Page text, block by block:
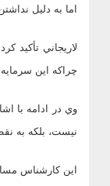
اما به دليل
چرا‌كه اين
وي در ادامه با
نيست، بلكه به
اين كارشناس